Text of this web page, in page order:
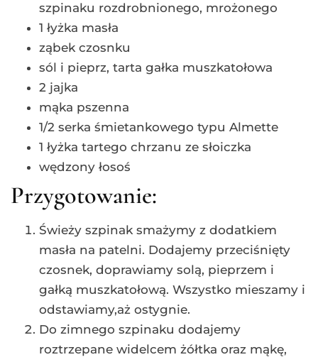
szpinaku rozdrobnionego, mrożonego
1 łyżka masła
ząbek czosnku
sól i pieprz, tarta gałka muszkatołowa
2 jajka
mąka pszenna
1/2 serka śmietankowego typu Almette
1 łyżka tartego chrzanu ze słoiczka
wędzony łosoś
Przygotowanie:
Świeży szpinak smażymy z dodatkiem
masła na patelni. Dodajemy przeciśnięty
czosnek, doprawiamy solą, pieprzem i
gałką muszkatołową. Wszystko mieszamy i
odstawiamy,aż ostygnie.
Do zimnego szpinaku dodajemy
roztrzepane widelcem żółtka oraz mąkę,